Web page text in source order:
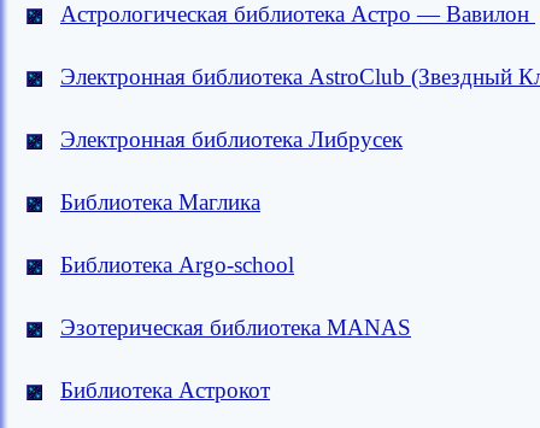
Астрологическая библиотека Астро — Вавилон
Электронная библиотека AstroClub (Звездный
Электронная библиотека Либрусек
Библиотека Маглика
Библиотека Argo-school
Эзотерическая библиотека MANAS
Библиотека Астрокот